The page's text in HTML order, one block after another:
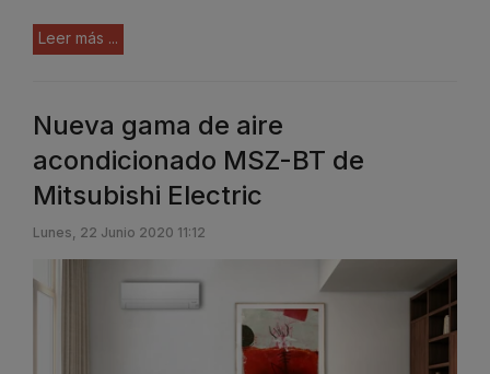
Leer más ...
Nueva gama de aire
acondicionado MSZ-BT de
Mitsubishi Electric
Lunes, 22 Junio 2020 11:12